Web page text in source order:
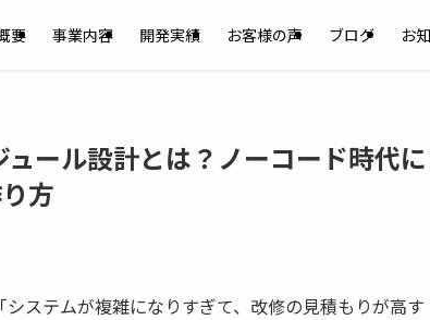
要 事業内容 開発実績 お客様の声 ブログ お
ール設計とは？ノーコード時代に
方
ステムが複雑になりすぎて、改修の見積もりが高す